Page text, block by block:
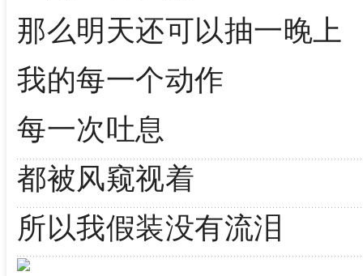
那么明天还可以抽一晚上
我的每一个动作
每一次吐息
都被风窥视着
所以我假装没有流泪